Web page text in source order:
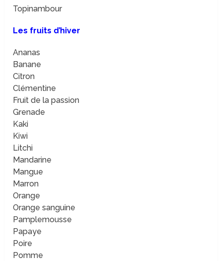
Topinambour
Les fruits d’hiver
Ananas
Banane
Citron
Clémentine
Fruit de la passion
Grenade
Kaki
Kiwi
Litchi
Mandarine
Mangue
Marron
Orange
Orange sanguine
Pamplemousse
Papaye
Poire
Pomme